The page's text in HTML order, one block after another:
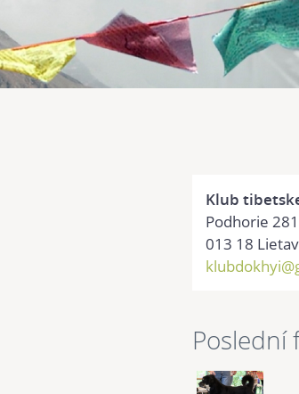
Klub
Podhorie 281
013 18
Poslední